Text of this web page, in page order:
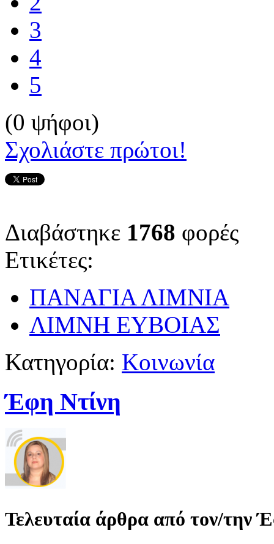
3
4
5
(0 ψήφοι)
Σχολιάστε πρώτοι!
Διαβάστηκε 1768 φορές
Ετικέτες:
ΠΑΝΑΓΙΑ ΛΙΜΝΙΑ
ΛΙΜΝΗ ΕΥΒΟΙΑΣ
Κατηγορία: Κοινωνία
Έφη Ντίνη
Τελευταία άρθρα από τον/την